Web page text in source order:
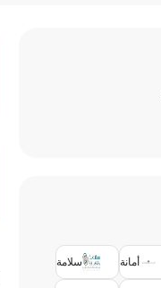
أمانة سلامة